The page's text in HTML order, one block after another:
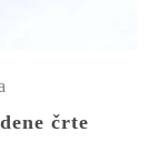
črte